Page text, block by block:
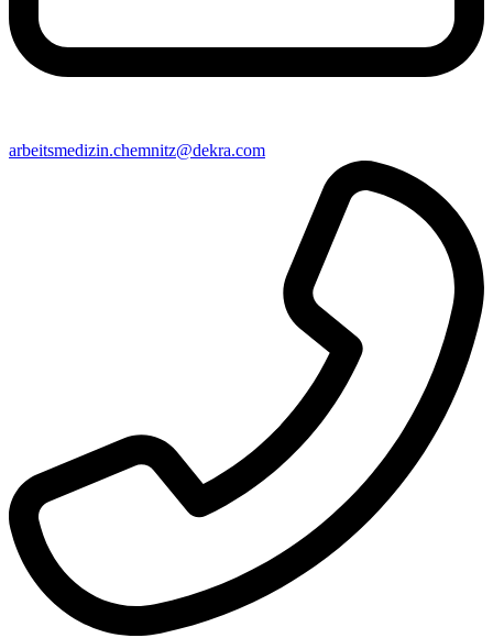
arbeitsmedizin​.chemnitz@​dekra.com